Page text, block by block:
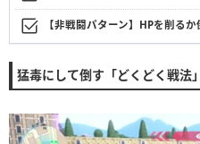
【非戦闘パターン】HPを削る
猛毒にして倒す「どくどく戦法